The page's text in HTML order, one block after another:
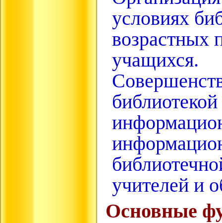
условиях
возрастных
учащихся.
учителей и
Основные